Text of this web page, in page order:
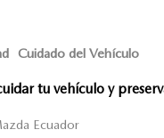
Cuidado del Vehículo
tu vehículo y
Ecuador